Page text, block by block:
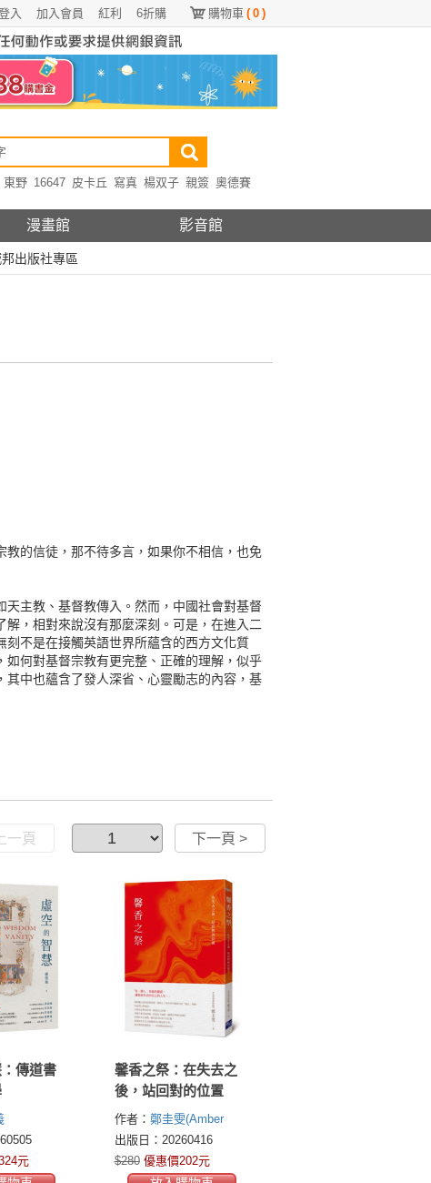
購物車 ( 0 )
6折購
紅利
加入會員
入
東野 16647 皮卡丘 寫真 楊双子 親簽 奧德賽
漫畫館 影音館
出版社專區
的信徒，那不待多言，如果你不相信，也免
主教、基督教傳入。然而，中國社會對基督
，相對來說沒有那麼深刻。可是，在進入二
不是在接觸英語世界所蘊含的西方文化質
何對基督宗教有更完整、正確的理解，似乎
中也蘊含了發人深省、心靈勵志的內容，基
一頁 下一頁 >
傳道書
元
馨香之祭：在失去之
後，站回對的位置
作者： 鄭圭雯(Amber
Cheng)
出版日：20260416
$280 優惠價202元